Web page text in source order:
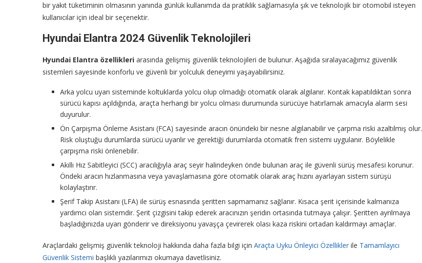
bir yakıt tüketiminin olmasının yanında günlük kullanımda da pratiklik sağlamasıyla şık ve teknolojik bir otomobil isteyen
kullanıcılar için ideal bir seçenektir.
Hyundai Elantra 2024 Güvenlik Teknolojileri
Hyundai Elantra özellikleri arasında gelişmiş güvenlik teknolojileri de bulunur. Aşağıda sıralayacağımız güvenlik
sistemleri sayesinde konforlu ve güvenli bir yolculuk deneyimi yaşayabilirsiniz.
Arka yolcu uyarı sisteminde koltuklarda yolcu olup olmadığı otomatik olarak algılanır. Kontak kapatıldıktan sonra
sürücü kapısı açıldığında, araçta herhangi bir yolcu olması durumunda sürücüye hatırlamak amacıyla alarm sesi
duyurulur.
Ön Çarpışma Önleme Asistanı (FCA) sayesinde aracın önündeki bir nesne algılanabilir ve çarpma riski azaltılmış olur.
Risk oluştuğu durumlarda sürücü uyarılır ve gerektiği durumlarda otomatik fren sistemi uygulanır. Böylelikle
çarpışma riski önlenebilir.
Akıllı Hız Sabitleyici (SCC) aracılığıyla araç seyir halindeyken önde bulunan araç ile güvenli sürüş mesafesi korunur.
Öndeki aracın hızlanmasına veya yavaşlamasına göre otomatik olarak araç hızını ayarlayan sistem sürüşü
kolaylaştırır.
Şerif Takip Asistanı (LFA) ile sürüş esnasında şeritten sapmamanız sağlanır. Kısaca şerit içerisinde kalmanıza
yardımcı olan sistemdir. Şerit çizgisini takip ederek aracınızın şeridin ortasında tutmaya çalışır. Şeritten ayrılmaya
başladığınızda uyarı gönderir ve direksiyonu yavaşça çevirerek olası kaza riskini ortadan kaldırmayı amaçlar.
Araçlardaki gelişmiş güvenlik teknoloji hakkında daha fazla bilgi için Araçta Uyku Önleyici Özellikler ile Tamamlayıcı
Güvenlik Sistemi başlıklı yazılarımızı okumaya davetlisiniz.